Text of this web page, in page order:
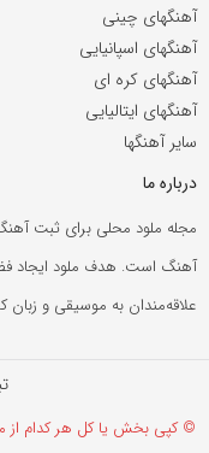
آهنگهای چینی
آهنگهای اسپانیایی
آهنگهای کره ای
آهنگهای ایتالیایی
سایر آهنگها
درباره ما
مجله ملود محلی برای ثبت
آهنگ است. هدف ملود ایجاد
علاقه‌مندان به موسیقی و
© کپی بخش یا کل هر کدام از